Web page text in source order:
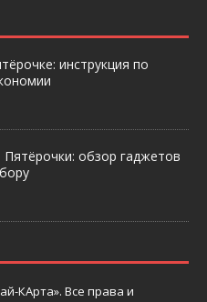
инструкция по
Пятёрочки: обзор гаджетов
КАрта». Все права и